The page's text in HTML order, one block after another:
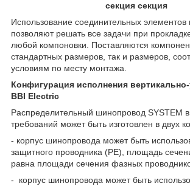
секция секция
Использование соединительных элементов
позволяют решать все задачи при
любой компоновки. Поставляются
стандартных размеров, так и размеров,
условиям по месту монтажа.
Конфигурация исполнения
BBI Electric
Распределительный шинопровод SYSTEM в
требований может быть изготовлен в двух
- корпус шинопровода может быть
защитного проводника (РЕ), площадь
равна площади сечения фазных
- корпус шинопровода может быть